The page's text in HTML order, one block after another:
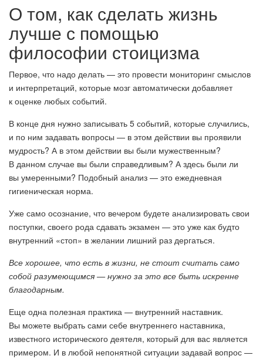
О том, как сделать жизнь
лучше с помощью
философии стоицизма
Первое, что надо делать — это провести мониторинг смыслов
и интерпретаций, которые мозг автоматически добавляет
к оценке любых событий.
В конце дня нужно записывать 5 событий, которые случились,
и по ним задавать вопросы — в этом действии вы проявили
мудрость? А в этом действии вы были мужественным?
В данном случае вы были справедливым? А здесь были ли
вы умеренными? Подобный анализ — это ежедневная
гигиеническая норма.
Уже само осознание, что вечером будете анализировать свои
поступки, своего рода сдавать экзамен — это уже как будто
внутренний «стоп» в желании лишний раз дергаться.
Все хорошее, что есть в жизни, не стоит считать само
собой разумеющимся — нужно за это все быть искренне
благодарным.
Еще одна полезная практика — внутренний наставник.
Вы можете выбрать сами себе внутреннего наставника,
известного исторического деятеля, который для вас является
примером. И в любой непонятной ситуации задавай вопрос —